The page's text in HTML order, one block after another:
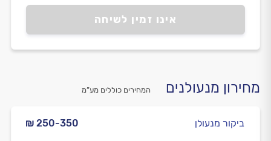
אינו זמין לשיחה
מחירון מנעולנים המחירים כוללים מע”מ
₪ 250-350 ביקור מנעולן